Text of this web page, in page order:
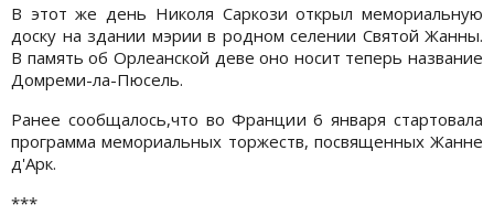
В этот же день Николя Саркози открыл мемориальную
доску на здании мэрии в родном селении Святой Жанны.
В память об Орлеанской деве оно носит теперь название
Домреми-ла-Пюсель.
Ранее сообщалось,что во Франции 6 января стартовала
программа мемориальных торжеств, посвященных Жанне
д'Арк.
***